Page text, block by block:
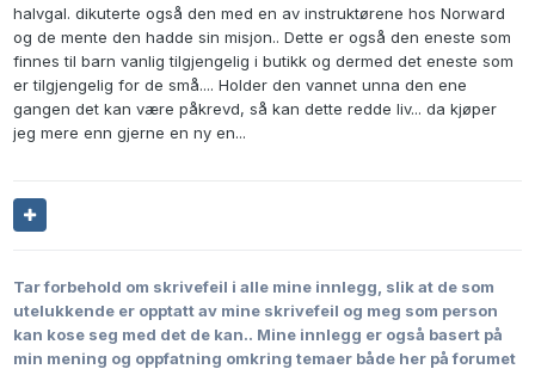
halvgal. dikuterte også den med en av instruktørene hos Norward
og de mente den hadde sin misjon.. Dette er også den eneste som
finnes til barn vanlig tilgjengelig i butikk og dermed det eneste som
er tilgjengelig for de små.... Holder den vannet unna den ene
gangen det kan være påkrevd, så kan dette redde liv... da kjøper
jeg mere enn gjerne en ny en...
Tar forbehold om skrivefeil i alle mine innlegg, slik at de som
utelukkende er opptatt av mine skrivefeil og meg som person
kan kose seg med det de kan.. Mine innlegg er også basert på
min mening og oppfatning omkring temaer både her på forumet